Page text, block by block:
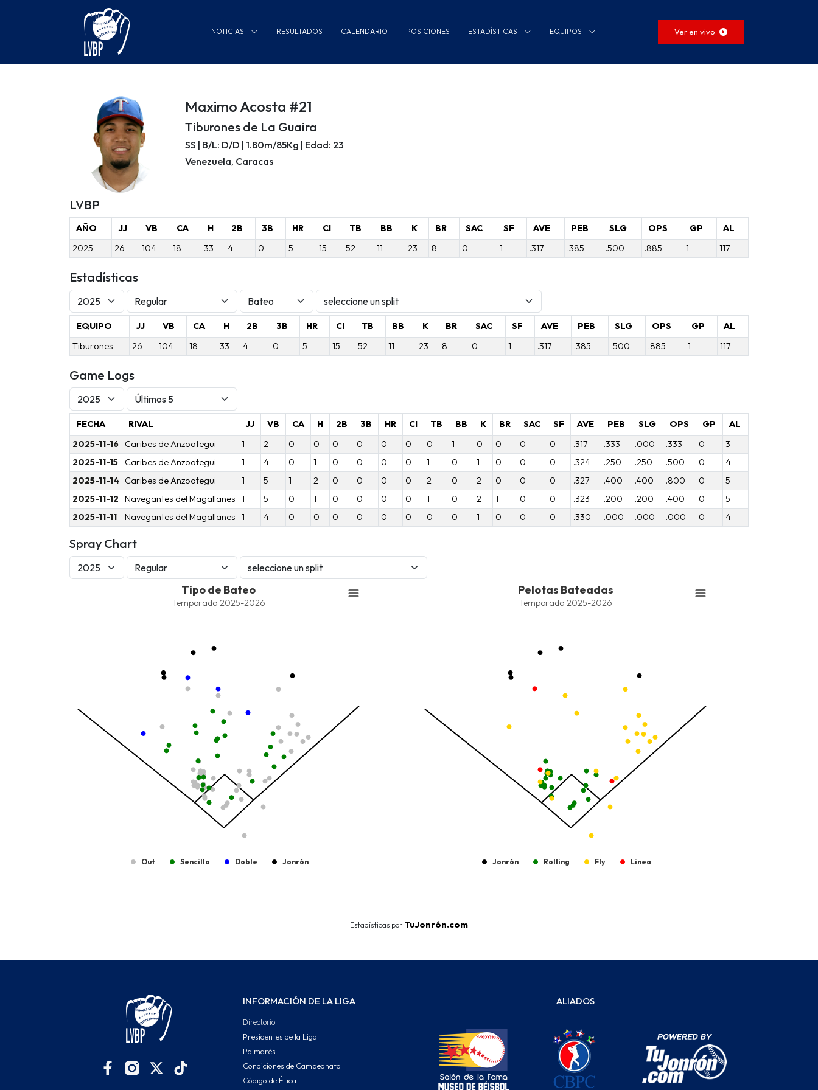
NOTICIAS RESULTADOS CALENDARIO POSICIONES ESTADÍSTICAS EQUIPOS Ver en vivo
Maximo Acosta #21
Tiburones de La Guaira
SS | B/L: D/D | 1.80m/85Kg | Edad: 23
Venezuela, Caracas
LVBP
AÑO JJ VB CA H 2B 3B HR CI TB BB K BR SAC SF AVE PEB SLG OPS GP
AL
2025
26 104 18 33 4 0 5 15 52 11 23 8 0 1 .317 .385 .500 .885 1 117
Estadísticas
EQUIPO JJ VB CA H 2B 3B HR CI TB BB K BR SAC SF AVE PEB SLG OPS GP
AL
Tiburones
26 104 18 33 4 0 5 15 52 11 23 8 0 1 .317 .385 .500 .885 1 117
Game Logs
FECHA RIVAL JJ VB CA H 2B 3B HR CI TB BB K BR SAC SF AVE PEB SLG OPS GP
AL
2025-11-16
Caribes de Anzoategui 1 2 0 0 0 0 0 0 0 1 0 0 0 0 .317 .333 .000 .333 0
3
2025-11-15
Caribes de Anzoategui 1 4 0 1 0 0 0 0 1 0 1 0 0 0 .324 .250 .250 .500 0
4
2025-11-14 Caribes de Anzoategui 1 5 1 2 0 0 0 0 2 0 2 0 0 0 .327 .400 .400 .800 0
5
2025-11-12
Navegantes del Magallanes 1 5 0 1 0 0 0 0 1 0 2 1 0 0 .323 .200 .200 .400 0
5
2025-11-11
Navegantes del Magallanes 1 4 0 0 0 0 0 0 0 0 1 0 0 0 .330 .000 .000 .000 0 4
Spray Chart
Combination chart with 8 data series.
The chart has 1 X axis displaying values. Data ranges from -2.45 to 245.
Tipo de Bateo
Temporada 2025-2026
Out Sencillo Doble Jonrón
Combination chart with 8 data series.
The chart has 1 X axis displaying values. Data ranges from -2.45 to 245.
Pelotas Bateadas
Temporada 2025-2026
Jonrón Rolling Fly Linea
Estadísticas por TuJonrón.com
INFORMACIÓN DE LA LIGA
Directorio
Presidentes de la Liga
Palmarés
Condiciones de Campeonato
Código de Ética
ALIADOS